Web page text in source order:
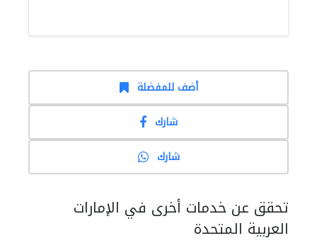
أضف للمفضلة
شارك
شارك
تحقق عن خدمات أخرى في الإمارات
العربية المتحدة